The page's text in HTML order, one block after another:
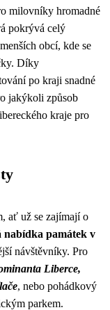
milovníky hromadné
pokrývá celý
obcí, kde se
Díky
po kraji snadné
jakýkoli způsob
kraje pro
ať už se zajímají o
nabídka památek v
návštěvníky. Pro
Liberce,
, nebo pohádkový
parkem.